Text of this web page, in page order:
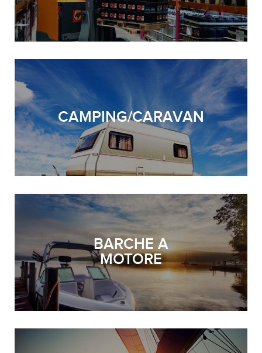
CAMPING/CARAVAN
BARCHE A
MOTORE